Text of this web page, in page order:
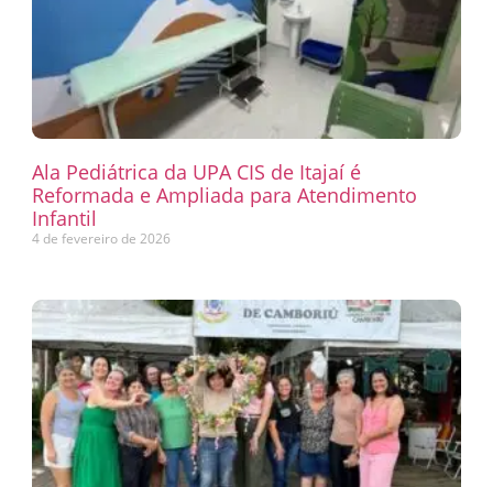
Ala Pediátrica da UPA CIS de Itajaí é
Reformada e Ampliada para Atendimento
Infantil
4 de fevereiro de 2026